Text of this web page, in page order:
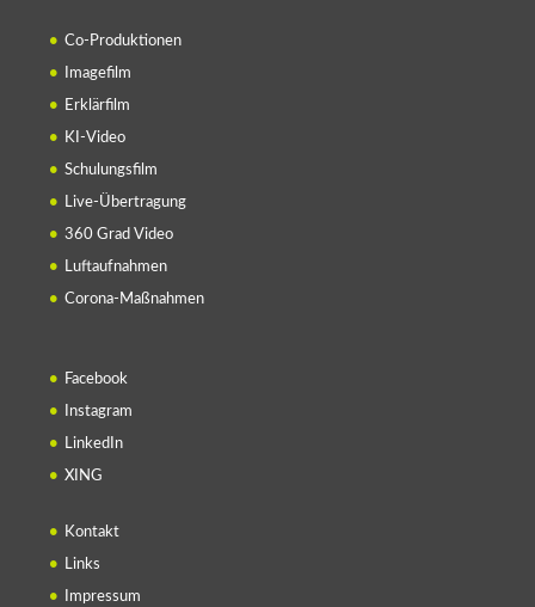
Facebook
Instagram
LinkedIn
XING
Kontakt
Links
Impressum
Co-Produktionen
Imagefilm
Erklärfilm
KI-Video
Schulungsfilm
Live-Übertragung
360 Grad Video
Luftaufnahmen
Corona-Maßnahmen